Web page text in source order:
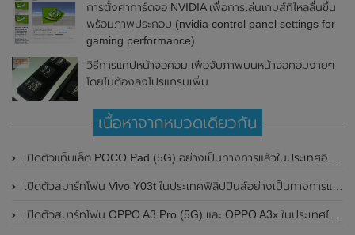
การตั้งค่าการ์ดจอ NVIDIA เพื่อการเล่นเกมส์ที่ไหลลื่นขึ้น
พร้อมภาพประกอบ (nvidia control panel settings for
gaming performance)
วิธีการแคปหน้าจอคอม เพื่อจับภาพบนหน้าจอคอมง่ายๆ
โดยไม่ต้องลงโปรแกรมเพิ่ม
เนื้อหาจากหมวดเดียวกัน
เปิดตัวแท็บเล็ต POCO Pad (5G) อย่างเป็นทางการแล้วในประเทศอินเดีย มาพร้อมชิปเซ็ต Snapdragon 7s Gen 2 ของ Qualcomm และรองรับเครือข่าย 5G
เปิดตัวสมาร์ทโฟน Vivo Y03t ในประเทศฟิลิปปินส์อย่างเป็นทางการแล้ว มาพร้อมชิปเซ็ต Unisoc T612 , กล้องหลัง ความละเอียด 13MP , แบตเตอรี่ 5,000mAh และหน้าจอแสดงผล LCD / 90Hz
เปิดตัวสมาร์ทโฟน OPPO A3 Pro (5G) และ OPPO A3x ในประเทศไทยอย่างเป็นทางการแล้ว ในราคาเริ่มต้นเพียง 3,999 บาท